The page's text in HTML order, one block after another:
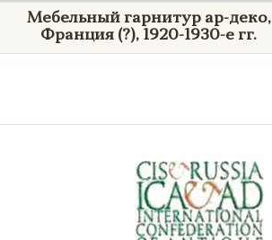
Мебельный гарнитур ар-деко,
Франция (?), 1920-1930-е гг.